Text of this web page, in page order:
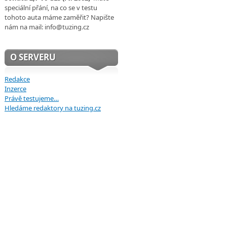
speciální přání, na co se v testu
tohoto auta máme zaměřit? Napište
nám na mail: info@tuzing.cz
O SERVERU
Redakce
Inzerce
Právě testujeme…
Hledáme redaktory na tuzing.cz